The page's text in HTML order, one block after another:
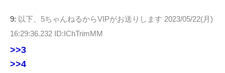
9: 以下、5ちゃんねるからVIPがお送りします 2023/05/22(月)
16:29:36.232 ID:IChTrimMM
>>3
>>4